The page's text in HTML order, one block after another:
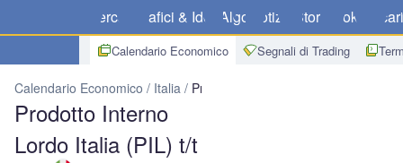
Mercati Grafici & Idee Algo Notizie Store Broker
Calendario Economico Segnali di Trading
Calendario Economico Italia Prodotto Interno Lordo Italia (PIL) t/t
Prodotto Interno
Lordo Italia (PIL) t/t